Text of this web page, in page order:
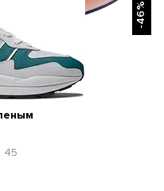
V6 Grey
45
-46%
45